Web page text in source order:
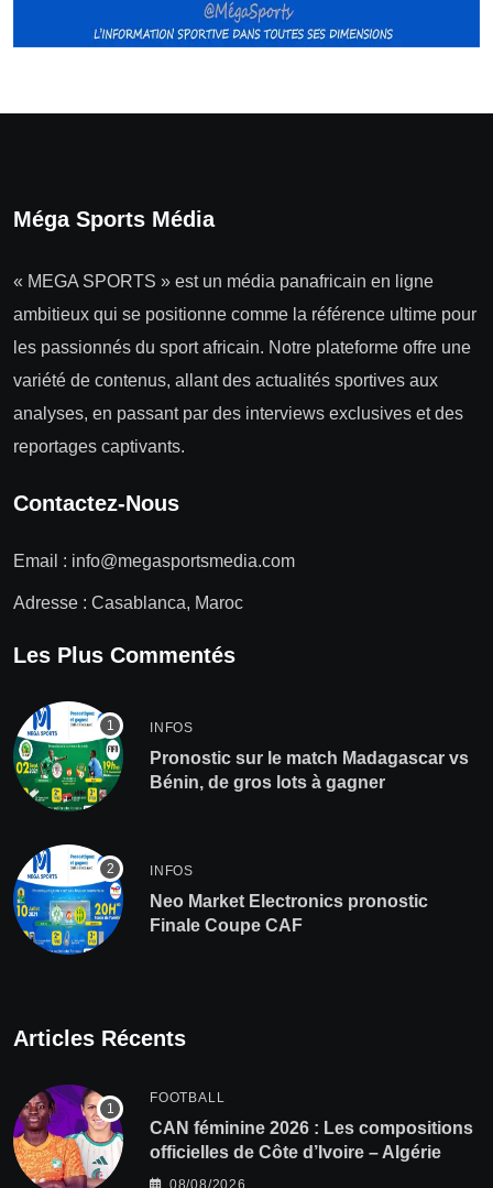
Méga Sports Média
« MEGA SPORTS » est un média panafricain en ligne
ambitieux qui se positionne comme la référence ultime pour
les passionnés du sport africain. Notre plateforme offre une
variété de contenus, allant des actualités sportives aux
analyses, en passant par des interviews exclusives et des
reportages captivants.
Contactez-Nous
Email : info@megasportsmedia.com
Adresse : Casablanca, Maroc
Les Plus Commentés
INFOS
Pronostic sur le match Madagascar vs
Bénin, de gros lots à gagner
INFOS
Neo Market Electronics pronostic
Finale Coupe CAF
Articles Récents
FOOTBALL
‎CAN féminine 2026 : Les compositions
officielles de Côte d’Ivoire – Algérie